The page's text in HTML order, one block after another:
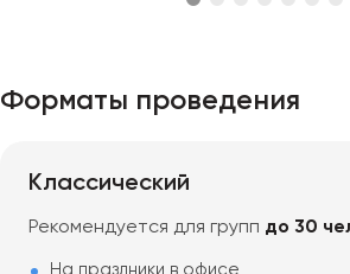
Форматы проведения
Классический
Рекомендуется для групп до 30
На праздники в офисе